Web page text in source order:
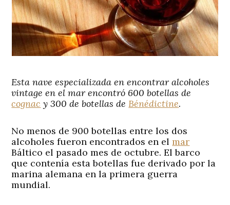
Esta nave especializada en encontrar alcoholes
vintage en el mar encontró 600 botellas de
cognac y 300 de botellas deBénédictine.
No menos de 900 botellas entre los dos
alcoholes fueron encontrados en elmar
Báltico el pasado mes de octubre. El barco
que contenía esta botellas fue derivado por la
marina alemana en la primera guerra
mundial.